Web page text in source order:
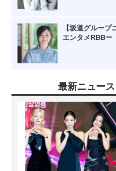
【坂道グループ
エンタメRBBー
最新ニュース